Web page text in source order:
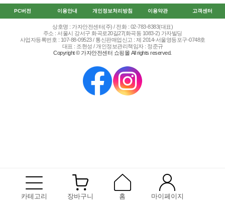
카테고리 장바구니 홈 마이페이지
PC버전 이용안내 개인정보처리방침 이용약관 고객센터
상호명 : 가자안전센터(주) / 전화 : 02-783-8383(대표)
주소 : 서울시 강서구 화곡로20길27(화곡동 1083-2) 가자빌딩
사업자등록번호 : 107-88-09523 / 통신판매업신고 : 제 2014-서울영등포구-0748호
대표 : 조현성 / 개인정보관리책임자 : 정준규
Copyright © 가자안전센터 쇼핑몰 All rights reserved.